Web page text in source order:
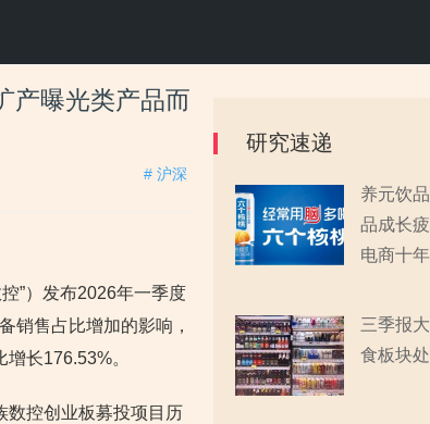
产曝光类产品而
# 沪深
”）发布2026年一季度
销售占比增加的影响，
长176.53%。
数控创业板募投项目历
研究速递
养元饮
品成长
电商十
三季报
食板块